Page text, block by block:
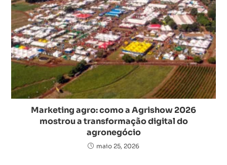
Marketing agro: como a Agrishow 2026
mostrou a transformação digital do
agronegócio
maio 25, 2026